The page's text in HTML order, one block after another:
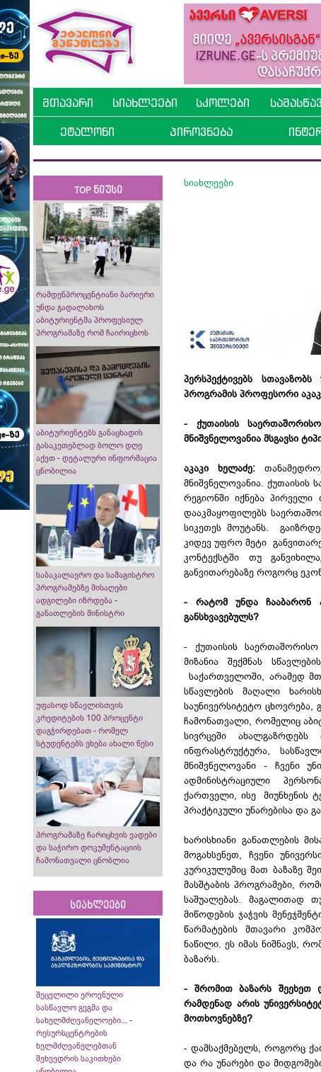
მთავარი სიახლეები სკოლები
ეტალონი პიროვნება
TOP ნიუსი
რამდენპროცენტიანი ბარიერი
უნდა გადალახოს
აბიტურიენტმა პროფესიულ
პროგრამაზე რომ ჩაირიცხოს
აბიტურიენტებს განაცხადის
გასაკეთებლად ბოლო დღე
აქვთ - დეტალური ინფორმაცია
ცნობილია
საბაკალავრო და სამაგისტრო
პროგრამებზე მისაღები
ადგილები იზრდება -
განათლების მინისტრი
უფასოდ სწავლისთვის
კრედიტების 100 პროცენტი
დაგჭირდებათ - რომელ
სტუდენტებს ეხება ახალი წესი
პროგრამაზე ჩარიცხვის ვადები
და საჭირო დოკუმენტაციის
ჩამონათვალი ცნობლია
სიახლეები
შეცვლილი ეროვნული
სასწავლო გეგმა და
სახელმძღვანელოები... -
რესურსცენტრების
ხელმძღვანელებთან
შეხვედრის საკითხები
სიახლეები
პერსპექტივებს
პროგრამის პროფესორი
- ქუთაისის
მნიშვნელოვანია მსგავსი
აკაკი ხელაძე:
მნიშვნელოვანია.
რეგიონში იქნება
დააკმაყოფილებს
სიკეთეს მოუტანს.
კიდევ უფრო მეტი
კონტექსტში თუ
განვითარებაზე როგორც
- რატომ უნდა ჩააბარონ
განსხვავებულს?
- ქუთაისის
მიზანია შექმნას
საქართველოში, არამედ
სწავლების მაღალი
საუნივერსიტეტო
ჩამონათვალი, რომელიც
სივრცეში
ინფრასტრუქტურა,
მნიშვნელოვანი - ჩვენი
ადმინისტრაციული
ქართველი, ისე მიუნხენის
პრაქტიკული უნარებისა და
ხარისხიანი განათლების
მოგახსენეთ, ჩვენი
კურიკულუმიც მათ ბაზაზე
მასშტაბის პროგრამები,
საშუალებას. მაგალითად
მიწოდების ჯაჭვის
წარმატების მთავარი
ნაწილი. ეს იმას ნიშნავს,
ბაზარს.
- შრომით ბაზარს შეეხეთ
რამდენად არის
მოთხოვნებზე?
- დამსაქმებელს, როგორც
და რა უნარები და